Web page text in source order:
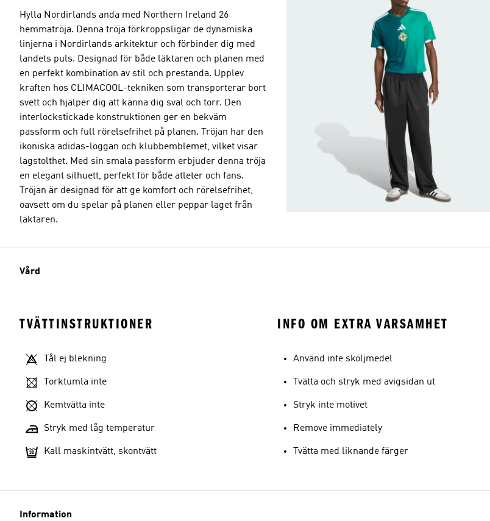
Hylla Nordirlands anda med Northern Ireland 26
hemmatröja. Denna tröja förkroppsligar de dynamiska
linjerna i Nordirlands arkitektur och förbinder dig med
landets puls. Designad för både läktaren och planen med
en perfekt kombination av stil och prestanda. Upplev
kraften hos CLIMACOOL-tekniken som transporterar bort
svett och hjälper dig att känna dig sval och torr. Den
interlockstickade konstruktionen ger en bekväm
passform och full rörelsefrihet på planen. Tröjan har den
ikoniska adidas-loggan och klubbemblemet, vilket visar
lagstolthet. Med sin smala passform erbjuder denna tröja
en elegant silhuett, perfekt för både atleter och fans.
Tröjan är designad för att ge komfort och rörelsefrihet,
oavsett om du spelar på planen eller peppar laget från
läktaren.
Vård
TVÄTTINSTRUKTIONER
Tål ej blekning
Torktumla inte
Kemtvätta inte
Stryk med låg temperatur
Kall maskintvätt, skontvätt
INFO OM EXTRA VARSAMHET
Använd inte sköljmedel
Tvätta och stryk med avigsidan ut
Stryk inte motivet
Remove immediately
Tvätta med liknande färger
Information